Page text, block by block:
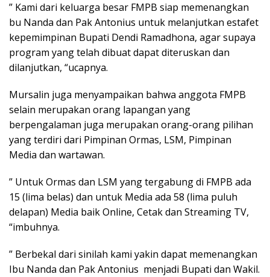
” Kami dari keluarga besar FMPB siap memenangkan
bu Nanda dan Pak Antonius untuk melanjutkan estafet
kepemimpinan Bupati Dendi Ramadhona, agar supaya
program yang telah dibuat dapat diteruskan dan
dilanjutkan, “ucapnya.
Mursalin juga menyampaikan bahwa anggota FMPB
selain merupakan orang lapangan yang
berpengalaman juga merupakan orang-orang pilihan
yang terdiri dari Pimpinan Ormas, LSM, Pimpinan
Media dan wartawan.
” Untuk Ormas dan LSM yang tergabung di FMPB ada
15 (lima belas) dan untuk Media ada 58 (lima puluh
delapan) Media baik Online, Cetak dan Streaming TV,
“imbuhnya.
” Berbekal dari sinilah kami yakin dapat memenangkan
Ibu Nanda dan Pak Antonius menjadi Bupati dan Wakil.